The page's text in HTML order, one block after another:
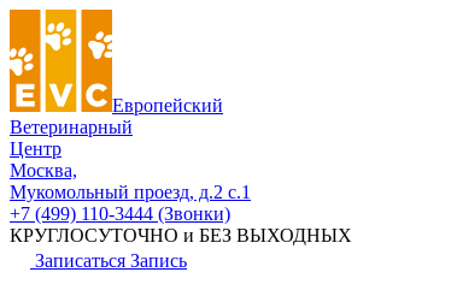
Европейский
Ветеринарный
Центр
Москва,
Мукомольный проезд, д.2 с.1
+7 (499) 110-3444 (Звонки)
КРУГЛОСУТОЧНО и БЕЗ ВЫХОДНЫХ
Записаться Запись